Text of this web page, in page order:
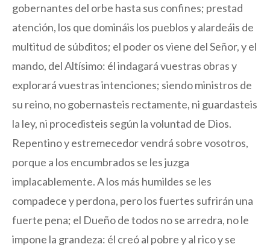
gobernantes del orbe hasta sus confines; prestad
atención, los que domináis los pueblos y alardeáis de
multitud de súbditos; el poder os viene del Señor, y el
mando, del Altísimo: él indagará vuestras obras y
explorará vuestras intenciones; siendo ministros de
su reino, no gobernasteis rectamente, ni guardasteis
la ley, ni procedisteis según la voluntad de Dios.
Repentino y estremecedor vendrá sobre vosotros,
porque a los encumbrados se les juzga
implacablemente. A los más humildes se les
compadece y perdona, pero los fuertes sufrirán una
fuerte pena; el Dueño de todos no se arredra, no le
impone la grandeza: él creó al pobre y al rico y se